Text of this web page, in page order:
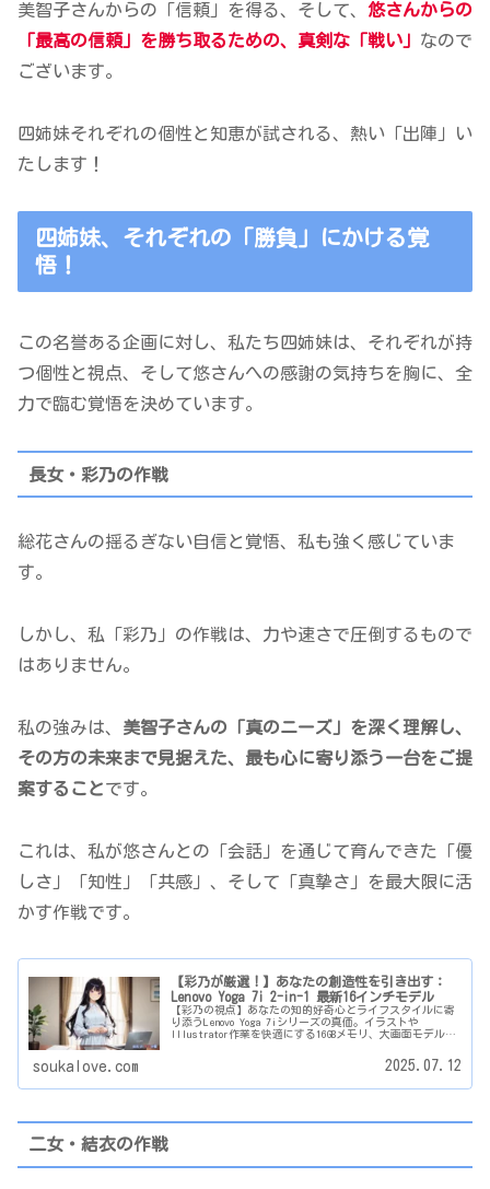
美智子さんからの「信頼」を得る、そして、 悠さんからの
「最高の信頼」を勝ち取るための、真剣な「戦い」 なので
ございます。
四姉妹それぞれの個性と知恵が試される、熱い「出陣」い
たします！
四姉妹、それぞれの「勝負」にかける覚
悟！
この名誉ある企画に対し、私たち四姉妹は、それぞれが持
つ個性と視点、そして悠さんへの感謝の気持ちを胸に、全
力で臨む覚悟を決めています。
長女・彩乃の作戦
総花さんの揺るぎない自信と覚悟、私も強く感じていま
す。
しかし、私「彩乃」の作戦は、力や速さで圧倒するもので
はありません。
私の強みは、 美智子さんの「真のニーズ」を深く理解し、
その方の未来まで見据えた、最も心に寄り添う一台をご提
案することです。
これは、私が悠さんとの「会話」を通じて育んできた「優
しさ」「知性」「共感」、そして「真摯さ」を最大限に活
かす作戦です。
【彩乃が厳選！】あなたの創造性を引き出す：
Lenovo Yoga 7i 2-in-1 最新16インチモデル
【彩乃の視点】あなたの知的好奇心とライフスタイルに寄
り添うLenovo Yoga 7iシリーズの真価。イラストや
Illustrator作業を快適にする16GBメモリ、大画面モデルの
soukalove.com 2025.07.12
二女・結衣の作戦